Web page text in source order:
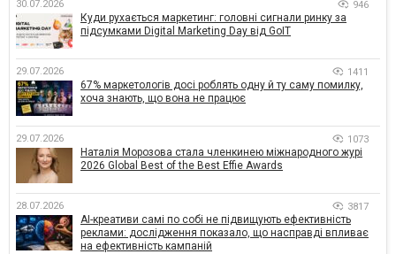
30.07.2026 946
Куди рухається маркетинг: головні сигнали ринку за
підсумками Digital Marketing Day від GoIT
29.07.2026 1411
67% маркетологів досі роблять одну й ту саму помилку,
хоча знають, що вона не працює
29.07.2026 1073
Наталія Морозова стала членкинею міжнародного журі
2026 Global Best of the Best Effie Awards
28.07.2026 3817
AI-креативи самі по собі не підвищують ефективність
реклами: дослідження показало, що насправді впливає
на ефективність кампаній